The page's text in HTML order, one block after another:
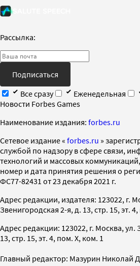
Рассылка:
Подписаться
Все сразу
Еженедельная
Новости Forbes Games
Наименование издания: forbes.ru
Cетевое издание « forbes.ru »
службой по надзору в сфере связи,
технологий и массовых
номер и дата принятия решения о
ФС77-82431 от 23 декабря 2021 г.
Адрес редакции, издателя: 123022, г.
Звенигородская 2-я, д. 13, стр. 15, эт.
Адрес редакции: 123022, г. Москва, ул.
13, стр. 15, эт. 4, пом. X, ком. 1
Главный редактор: Мазурин Николай